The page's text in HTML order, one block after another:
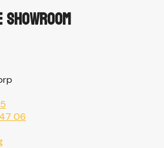
showroom
06